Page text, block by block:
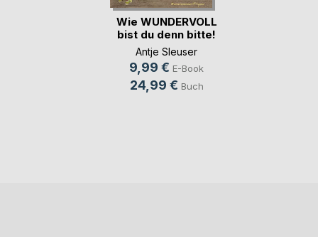
Wie WUNDERVOLL
bist du denn bitte!
Antje Sleuser
9,99 € E-Book
24,99 € Buch